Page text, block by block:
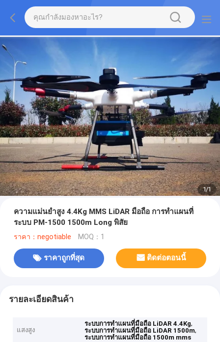
1/1
ความแม่นยำสูง 4.4Kg MMS LiDAR มือถือ การทำแผนที่
ระบบ PM-1500 1500m Long พิสัย
ราคา：negotiable MOQ：1
ราคาถูกที่สุด ติดต่อตอนนี้
รายละเอียดสินค้า
แสงสูง
ระบบการทำแผนที่มือถือ LiDAR 4.4Kg,
ระบบการทำแผนที่มือถือ LiDAR 1500m,
ระบบการทำแผนที่มือถือ 1500m mms